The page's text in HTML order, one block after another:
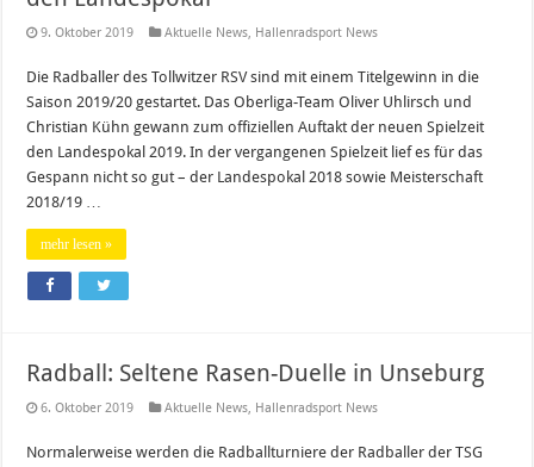
9. Oktober 2019 Aktuelle News, Hallenradsport News
Die Radballer des Tollwitzer RSV sind mit einem Titelgewinn in die
Saison 2019/20 gestartet. Das Oberliga-Team Oliver Uhlirsch und
Christian Kühn gewann zum offiziellen Auftakt der neuen Spielzeit
den Landespokal 2019. In der vergangenen Spielzeit lief es für das
Gespann nicht so gut – der Landespokal 2018 sowie Meisterschaft
2018/19 …
mehr lesen »
Radball: Seltene Rasen-Duelle in Unseburg
6. Oktober 2019 Aktuelle News, Hallenradsport News
Normalerweise werden die Radballturniere der Radballer der TSG